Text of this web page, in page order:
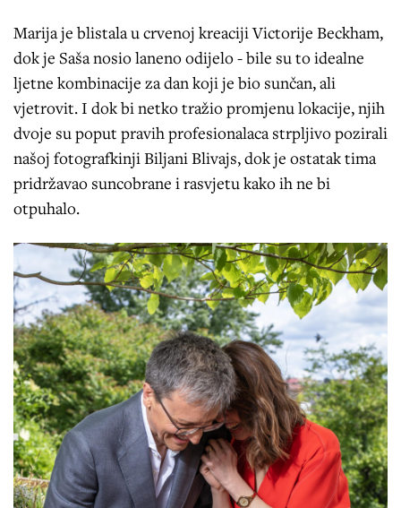
Marija je blistala u crvenoj kreaciji Victorije Beckham,
dok je Saša nosio laneno odijelo - bile su to idealne
ljetne kombinacije za dan koji je bio sunčan, ali
vjetrovit. I dok bi netko tražio promjenu lokacije, njih
dvoje su poput pravih profesionalaca strpljivo pozirali
našoj fotografkinji Biljani Blivajs, dok je ostatak tima
pridržavao suncobrane i rasvjetu kako ih ne bi
otpuhalo.